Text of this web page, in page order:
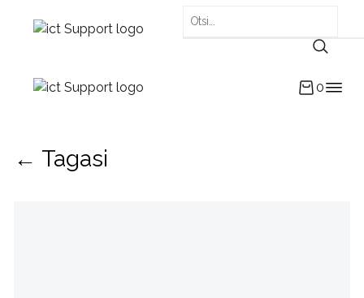
0
← Tagasi